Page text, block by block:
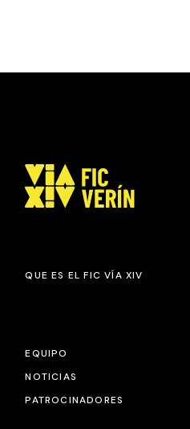
QUE ES EL FIC VÍA XIV
EQUIPO
NOTICIAS
PATROCINADORES